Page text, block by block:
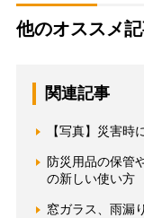
他のオススメ
関連記事
【写真】災害時
防災用品の保管
の新しい使い方
窓ガラス、雨漏